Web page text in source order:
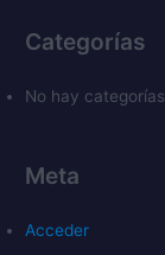
Categorías
No hay categorías
Meta
Acceder